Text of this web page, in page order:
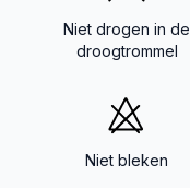
Niet drogen in de
droogtrommel
Niet bleken